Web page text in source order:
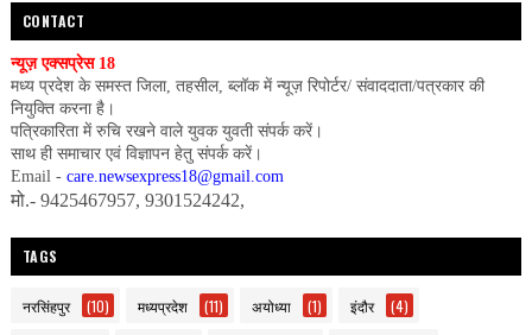
CONTACT
न्यूज़ एक्सप्रेस 18
मध्य प्रदेश के समस्त जिला, तहसील, ब्लॉक में न्यूज़ रिपोर्टर/ संवाददाता/पत्रकार की
नियुक्ति करना है।
पत्रिकारिता में रुचि रखने वाले युवक युवती संपर्क करें।
साथ ही समाचार एवं विज्ञापन हेतु संपर्क करें।
Email - care.newsexpress18@gmail.com
मो.- 9425467957, 9301524242,
TAGS
नरसिंहपुर (10) मध्यप्रदेश (11) अयोध्या (1) इंदौर (4)